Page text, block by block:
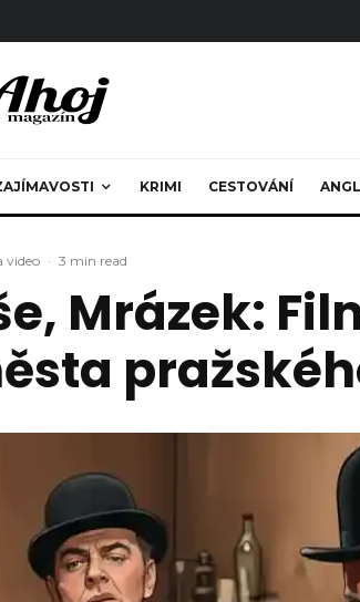
KRIMI CESTOVÁNÍ
video · 3 min read
Mrázek: